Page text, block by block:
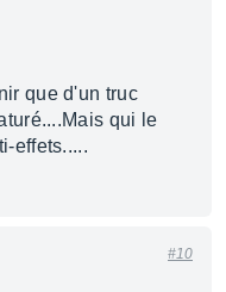
que d'un truc
qui le
effets.....
#10